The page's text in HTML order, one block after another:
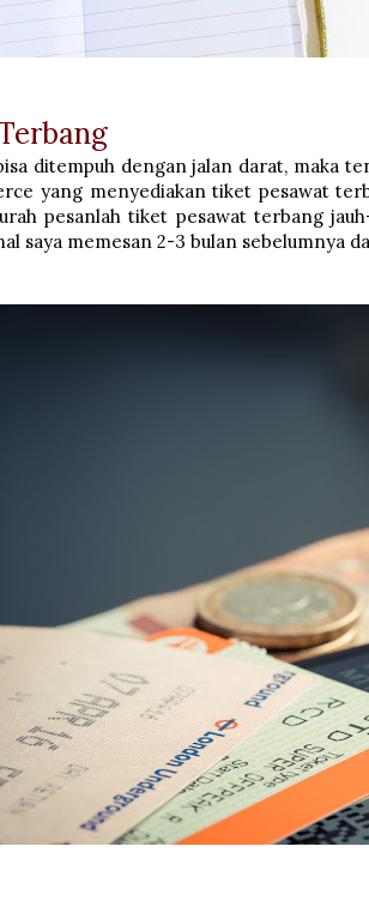
ditempuh dengan jalan darat, maka
yang menyediakan tiket pesawat
pesanlah tiket pesawat terbang
saya memesan 2-3 bulan sebelumnya